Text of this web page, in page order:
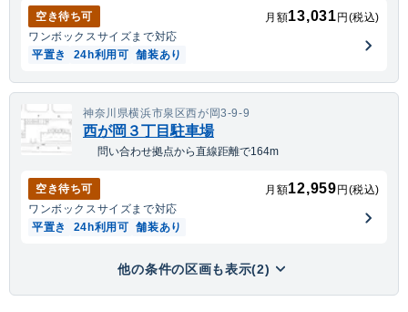
空き待ち可 月額13,031円(税込)
ワンボックス サイズまで対応
平置き
24h利用可 舗装あり
神奈川県横浜市泉区西が岡3-9-9
西が岡３丁目駐車場
問い合わせ拠点から直線距離で164m
空き待ち可 月額12,959円(税込)
ワンボックス サイズまで対応
平置き
24h利用可 舗装あり
他の条件の区画も表示(2)